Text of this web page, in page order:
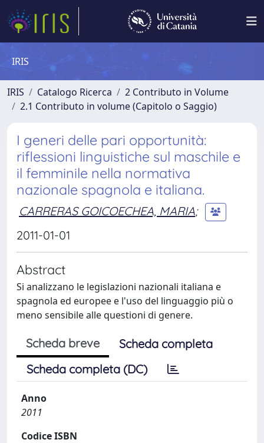
IRIS
IRIS Catalogo Ricerca
2 Contributo in Volume
2.1 Contributo in volume (Capitolo o Saggio)
I generi delle pari opportunità:
riflessioni linguistiche sul maschile e
il femminile nella normativa
nazionale spagnola e italiana.
CARRERAS GOICOECHEA, MARIA;
2011-01-01
Abstract
Si analizzano le legislazioni nazionali italiana e
spagnola ed europee e l'uso del linguaggio più o
meno sensibile alle questioni di genere.
Scheda breve
Scheda completa
Scheda completa (DC)
Anno
2011
Codice ISBN